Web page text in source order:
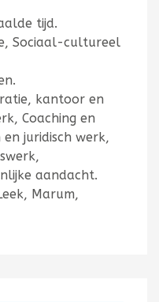
tijd.
Sociaal-cultureel
kantoor en
Coaching en
juridisch werk,
aandacht.
Marum,